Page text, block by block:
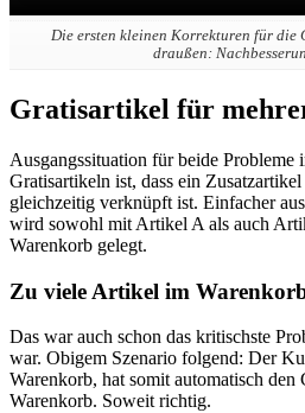
Die ersten kleinen Korrekturen für die
draußen:
Gratisartikel für
Ausgangssituation für beide Probleme
Gratisartikeln ist, dass ein
gleichzeitig verknüpft ist. Einfacher
wird sowohl mit Artikel A als auch
Warenkorb gelegt.
Zu viele Artikel im
Das war auch schon das kritischste
war. Obigem Szenario folgend: Der
Warenkorb, hat somit automatisch
Warenkorb. Soweit richtig.